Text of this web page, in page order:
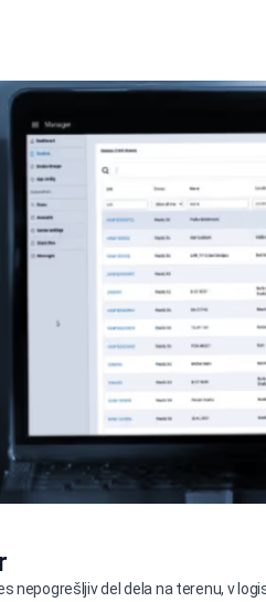
del dela na terenu, v